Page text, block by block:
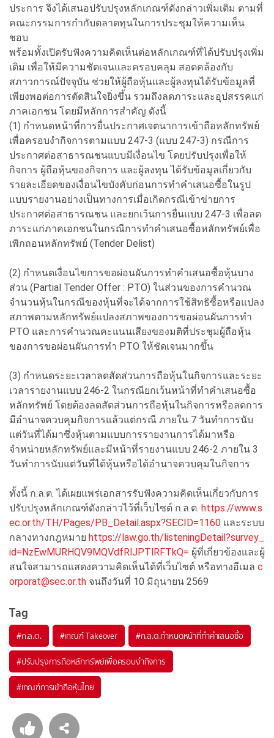
ประการ จึงได้เสนอปรับปรุงหลักเกณฑ์ดังกล่าวเพิ่มเติม ตามที่
คณะกรรมการกำกับตลาดทุนในการประชุมให้ความเห็น
ชอบ
พร้อมทั้งเปิดรับฟังความคิดเห็นต่อหลักเกณฑ์ที่ได้ปรับปรุงเพิ่ม
เติม เพื่อให้มีความชัดเจนและครอบคลุม สอดคล้องกับ
สภาวการณ์ปัจจุบัน ช่วยให้ผู้ถือหุ้นและผู้ลงทุนได้รับข้อมูลที่
เพียงพอต่อการตัดสินใจยิ่งขึ้น รวมถึงลดภาระและอุปสรรคแก่
ภาคเอกชน โดยมีหลักการสำคัญ ดังนี้
(1) กำหนดหน้าที่การยื่นประกาศเจตนาการเข้าถือหลักทรัพย์
เพื่อครอบงำกิจการตามแบบ 247-3 (แบบ 247-3) กรณีการ
ประกาศต่อสาธารณชนแบบมีเงื่อนไข โดยปรับปรุงเพื่อให้
กิจการ ผู้ถือหุ้นของกิจการ และผู้ลงทุน ได้รับข้อมูลเกี่ยวกับ
รายละเอียดของเงื่อนไขบังคับก่อนการทำคำเสนอซื้อในรูป
แบบรายงานอย่างเป็นทางการเมื่อเกิดกรณีเข้าข่ายการ
ประกาศต่อสาธารณชน และยกเว้นการยื่นแบบ 247-3 เพื่อลด
ภาระแก่ภาคเอกชนในกรณีการทำคำเสนอซื้อหลักทรัพย์เพื่อ
เพิกถอนหลักทรัพย์ (Tender Delist)
(2) กำหนดเงื่อนไขการขอผ่อนผันการทำคำเสนอซื้อหุ้นบาง
ส่วน (Partial Tender Offer : PTO) ในส่วนของการคำนวณ
จำนวนหุ้นในกรณีของหุ้นที่จะได้จากการใช้สิทธิซื้อหรือแปลง
สภาพตามหลักทรัพย์แปลงสภาพของการขอผ่อนผันการทำ
PTO และการคำนวณคะแนนเสียงของมติที่ประชุมผู้ถือหุ้น
ของการขอผ่อนผันการทำ PTO ให้ชัดเจนมากขึ้น
(3) กำหนดระยะเวลาลดสัดส่วนการถือหุ้นในกิจการและระยะ
เวลารายงานแบบ 246-2 ในกรณียกเว้นหน้าที่ทำคำเสนอซื้อ
หลักทรัพย์ โดยต้องลดสัดส่วนการถือหุ้นในกิจการหรือลดการ
มีอำนาจควบคุมกิจการแล้วแต่กรณี ภายใน 7 วันทำการนับ
แต่วันที่ได้มาซึ่งหุ้นตามแบบการรายงานการได้มาหรือ
จำหน่ายหลักทรัพย์และมีหน้าที่รายงานแบบ 246-2 ภายใน 3
วันทำการนับแต่วันที่ได้หุ้นหรือได้อำนาจควบคุมในกิจการ
ทั้งนี้ ก.ล.ต. ได้เผยแพร่เอกสารรับฟังความคิดเห็นเกี่ยวกับการ
ปรับปรุงหลักเกณฑ์ดังกล่าวไว้ที่เว็บไซต์ ก.ล.ต. https://www.s
ec.or.th/TH/Pages/PB_Detail.aspx?SECID=1160 และระบบ
กลางทางกฎหมาย https://law.go.th/listeningDetail?survey_
id=NzEwMURHQV9MQVdfRlJPTlRFTkQ= ผู้ที่เกี่ยวข้องและผู้
สนใจสามารถแสดงความคิดเห็นได้ที่เว็บไซต์ หรือทางอีเมล c
orporat@sec.or.th จนถึงวันที่ 10 มิถุนายน 2569
Tag
#ก.ล.ต. #เกณฑ์ Takeover #ก.ล.ต.กำหนดหน้าที่ทำคำเสนอซื้อ
#ปรับปรุงการถือหลักทรัพย์เพื่อครอบงำกิจการ
#เกณฑ์การเข้าถือหุ้นไทย